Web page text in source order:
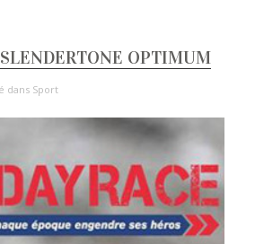
OPTIMUM
dans Sport